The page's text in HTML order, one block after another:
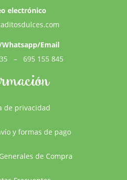
de privacidad
y formas de pago
de Compra
electrónico
Email
– 695 155 845